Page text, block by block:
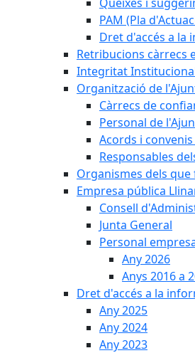
PAM (Pla
Dret d'accés a la
Retribucions càrrecs
Integritat
Organització de
Càrrecs de
Personal de
Acords i
Responsables
Organismes dels
Empresa pública
Consell
Junta General
Personal
Any 2026
Anys 2016 a
Dret d'accés a la
Any 2025
Any 2024
Any 2023